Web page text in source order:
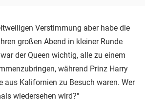
Verstimmung aber habe die
großen Abend in kleiner Runde
der Queen wichtig, alle zu einem
während Prinz Harry
aus Kalifornien zu Besuch waren. Wer
wiedersehen wird?"